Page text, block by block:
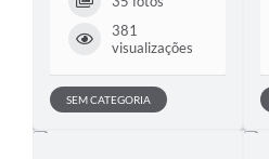
381
visualizações
SEM CATEGORIA